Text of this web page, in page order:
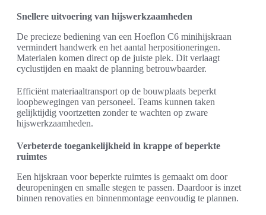
Snellere uitvoering van hijswerkzaamheden
De precieze bediening van een Hoeflon C6 minihijskraan
vermindert handwerk en het aantal herpositioneringen.
Materialen komen direct op de juiste plek. Dit verlaagt
cyclustijden en maakt de planning betrouwbaarder.
Efficiënt materiaaltransport op de bouwplaats beperkt
loopbewegingen van personeel. Teams kunnen taken
gelijktijdig voortzetten zonder te wachten op zware
hijswerkzaamheden.
Verbeterde toegankelijkheid in krappe of beperkte
ruimtes
Een hijskraan voor beperkte ruimtes is gemaakt om door
deuropeningen en smalle stegen te passen. Daardoor is inzet
binnen renovaties en binnenmontage eenvoudig te plannen.